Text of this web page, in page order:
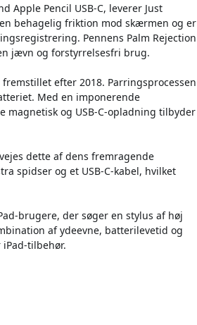
Apple Pencil USB-C, leverer Just
behagelig friktion mod skærmen og er
Pennens Palm Rejection
jævn og forstyrrelsesfri brug.
efter 2018. Parringsprocessen
Med en imponerende
og USB-C-opladning tilbyder
dette af dens fremragende
spidser og et USB-C-kabel, hvilket
brugere, der søger en stylus af høj
af ydeevne, batterilevetid og
tilbehør.